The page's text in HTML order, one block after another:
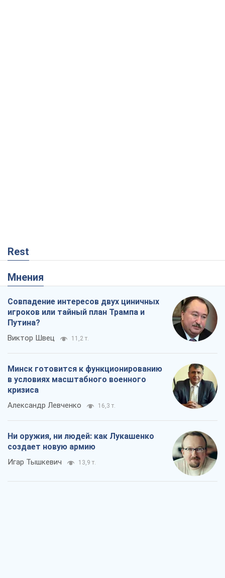
Rest
Мнения
Совпадение интересов двух циничных
игроков или тайный план Трампа и
Путина?
Виктор Швец 11,2 т.
Минск готовится к функционированию
в условиях масштабного военного
кризиса
Александр Левченко 16,3 т.
Ни оружия, ни людей: как Лукашенко
создает новую армию
Игар Тышкевич 13,9 т.